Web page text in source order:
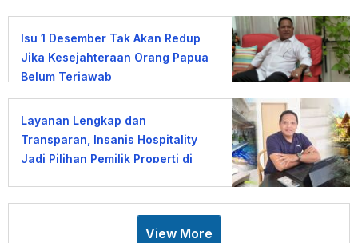
Isu 1 Desember Tak Akan Redup
Jika Kesejahteraan Orang Papua
Belum Terjawab
Layanan Lengkap dan
Transparan, Insanis Hospitality
Jadi Pilihan Pemilik Properti di
View More